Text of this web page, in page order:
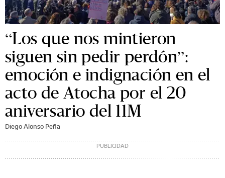
“Los que nos mintieron
siguen sin pedir perdón”:
emoción e indignación en el
acto de Atocha por el 20
aniversario del 11M
Diego Alonso Peña